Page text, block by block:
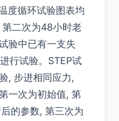
度循环试验图表均
二次为48小时老
验中已有一支失
行试验。STEP试
, 步进相同应力,
一次为初始值, 第
的参数, 第三次为